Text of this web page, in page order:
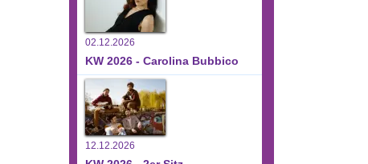
02.12.2026
KW 2026 - Carolina Bubbico
12.12.2026